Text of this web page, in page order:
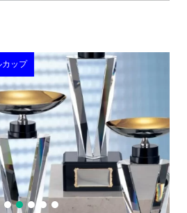
1 2 3 4 5